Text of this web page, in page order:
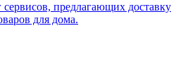
предлагающих доставку
для дома.